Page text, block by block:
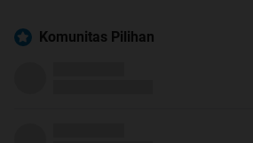
Komunitas Pilihan